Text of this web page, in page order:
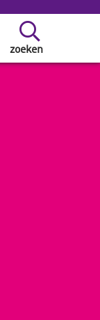
zoeken